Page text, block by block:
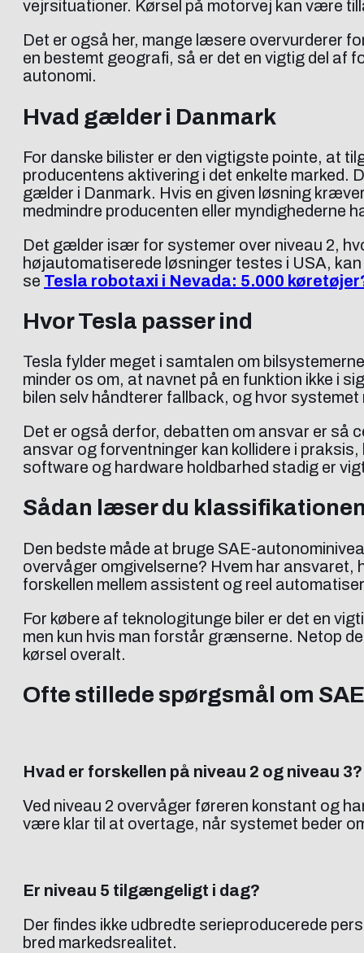
vejrsituationer. Kørsel på motorvej kan være
Det er også her, mange læsere overvurderer
en bestemt geografi, så er det en vigtig del af
autonomi.
Hvad gælder i Danmark
For danske bilister er den vigtigste pointe, at
producentens aktivering i det enkelte marked.
gælder i Danmark. Hvis en given løsning
medmindre producenten eller myndighederne
Det gælder især for systemer over niveau 2,
højautomatiserede løsninger testes i USA,
se Tesla robotaxi i Nevada: 5.000
Hvor Tesla passer ind
Tesla fylder meget i samtalen om
minder os om, at navnet på en funktion ikke i
bilen selv håndterer fallback, og hvor systemet
Det er også derfor, debatten om ansvar er så
ansvar og forventninger kan kollidere i
software og hardware holdbarhed stadig er
Sådan læser du
Den bedste måde at bruge SAE-
overvåger omgivelserne? Hvem har ansvaret,
forskellen mellem assistent og reel
For købere af teknologitunge biler er det en
men kun hvis man forstår grænserne. Netop
kørsel overalt.
Ofte stillede spørgsmål om
Hvad er forskellen på niveau 2 og niveau 3?
Ved niveau 2 overvåger føreren konstant og
være klar til at overtage, når systemet beder
Er niveau 5 tilgængeligt i dag?
Der findes ikke udbredte serieproducerede
bred markedsrealitet.